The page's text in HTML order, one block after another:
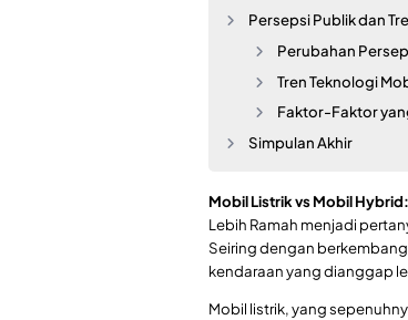
Persepsi Publik dan
Perubahan
Tren Teknologi
Faktor-Faktor
Simpulan Akhir
Mobil Listrik vs Mobil
Lebih Ramah menjadi
Seiring dengan
kendaraan yang dianggap
Mobil listrik, yang